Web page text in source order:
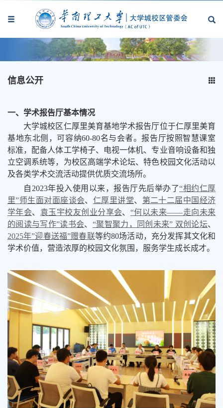
信息公开
一、学术报告厅基本情况
大学城校区仁厚里美育基地学术报告厅位于仁厚里美育
基地东北侧，可容纳60-80名与会者。报告厅按照智慧课室
标准，配备人体工学椅子、
电视一体机、专业音响设备和独
立空调系统等，为校区高端学术论坛、特色校园文化活动以
及各类学术交流活动提供优质交流场所。
自2023年投入使用以来，报告厅先后举办了“相约仁厚
里”师生面对面座谈会、 仁厚里讲堂、 第二十二届中国经济
学年会、 袁玉宇校友创业分享会、 “何以未来——走向未来
的阅读与写作”读书会、 “聚智聚力，同创未来” 双创论坛、
2025年”迎春送福”赠春联等约80场活动，充分发挥其文化和
学术价值，营造浓厚的校园文化氛围，服务学生成长成才。